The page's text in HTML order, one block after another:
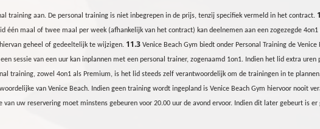
training aan. De personal training is niet inbegrepen in de prijs, tenzij specifiek vermeld in het contract.
één maal of twee maal per week (afhankelijk van het contract) kan deelnemen aan een zogezegde
geheel of gedeeltelijk te wijzigen. 11.3 Venice Beach Gym biedt onder Personal Training de Venice
een sessie van een uur kan inplannen met een personal trainer, zogenaamd 1on1. Indien het lid extra
training, zowel 4on1 als Premium, is het lid steeds zelf verantwoordelijk om de trainingen in te
van Venice Beach. Indien geen training wordt ingepland is Venice Beach Gym hiervoor nooit
van uw reservering moet minstens gebeuren voor 20.00 uur de avond ervoor. Indien dit later gebeurt is